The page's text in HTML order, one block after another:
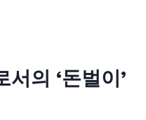
의 ‘돈벌이’